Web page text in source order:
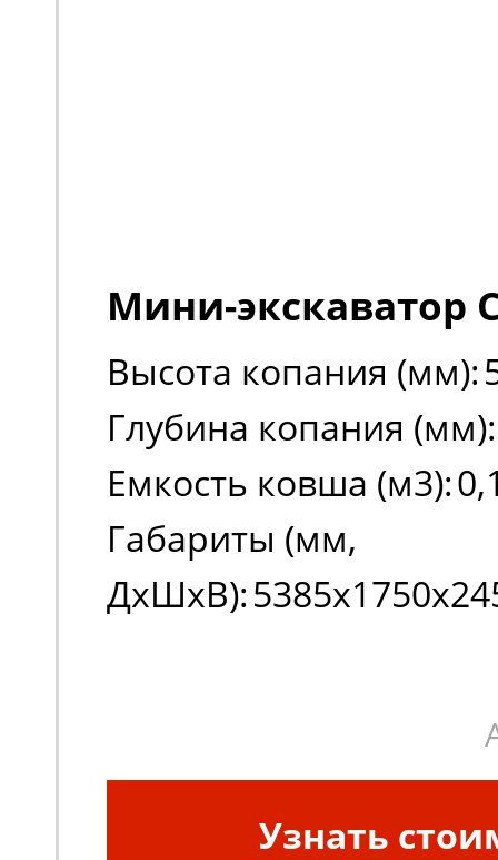
Мини-экскаватор
Высота копания (мм):
Глубина копания (мм):
Емкость ковша (м3):
Габариты (мм,
ДxШxВ):
Узнать